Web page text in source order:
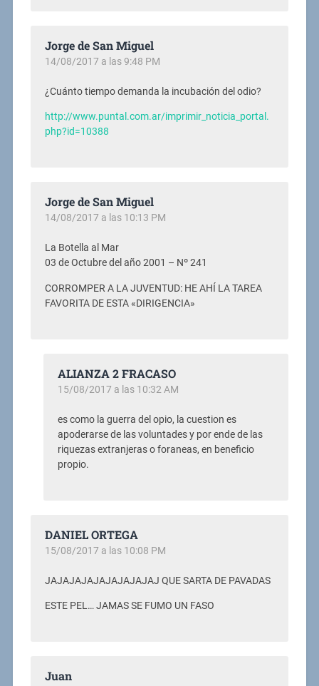
Jorge de San Miguel
14/08/2017 a las 9:48 PM
¿Cuánto tiempo demanda la incubación del odio?
http://www.puntal.com.ar/imprimir_noticia_portal.
php?id=10388
Jorge de San Miguel
14/08/2017 a las 10:13 PM
La Botella al Mar
03 de Octubre del año 2001 – Nº 241
CORROMPER A LA JUVENTUD: HE AHÍ LA TAREA
FAVORITA DE ESTA «DIRIGENCIA»
ALIANZA 2 FRACASO
15/08/2017 a las 10:32 AM
es como la guerra del opio, la cuestion es
apoderarse de las voluntades y por ende de las
riquezas extranjeras o foraneas, en beneficio
propio.
DANIEL ORTEGA
15/08/2017 a las 10:08 PM
JAJAJAJAJAJAJAJAJAJ QUE SARTA DE PAVADAS
ESTE PEL… JAMAS SE FUMO UN FASO
Juan